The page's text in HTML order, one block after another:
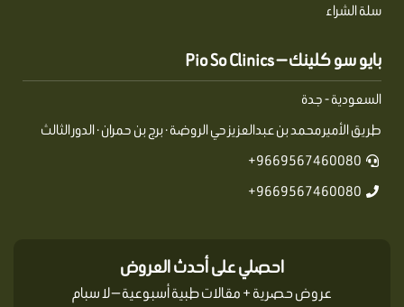
سلة الشراء
بايو سو كلينك — Pio So Clinics
السعودية - جدة
طريق الأمير محمد بن عبدالعزيز حي الروضة · برج بن حمران · الدور الثالث
9669567460080+
9669567460080+
احصلي على أحدث العروض
عروض حصرية + مقالات طبية أسبوعية — لا سبام